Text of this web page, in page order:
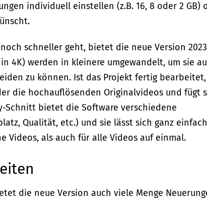
individuell einstellen (z.B. 16, 8 oder 2 GB)
schneller geht, bietet die neue Version 2023
4K) werden in kleinere umgewandelt, um sie
zu können. Ist das Projekt fertig bearbeitet,
die hochauflösenden Originalvideos und fügt
Schnitt bietet die Software verschiedene
Qualität, etc.) und sie lässt sich ganz
Videos, als auch für alle Videos auf einmal.
die neue Version auch viele Menge